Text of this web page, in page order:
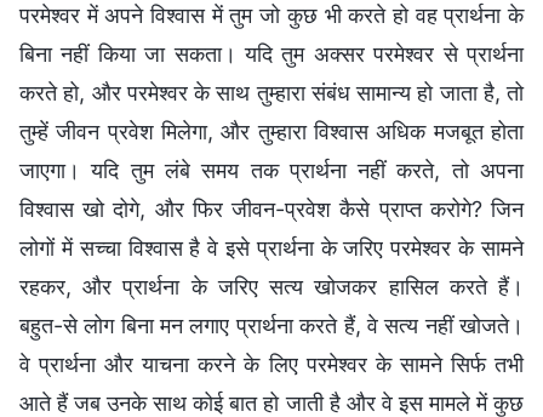
परमेश्वर में अपने विश्वास में तुम जो कुछ भी करते हो वह प्रार्थना के
बिना नहीं किया जा सकता। यदि तुम अक्सर परमेश्वर से प्रार्थना
करते हो, और परमेश्वर के साथ तुम्हारा संबंध सामान्य हो जाता है, तो
तुम्हें जीवन प्रवेश मिलेगा, और तुम्हारा विश्वास अधिक मजबूत होता
जाएगा। यदि तुम लंबे समय तक प्रार्थना नहीं करते, तो अपना
विश्वास खो दोगे, और फिर जीवन-प्रवेश कैसे प्राप्त करोगे? जिन
लोगों में सच्चा विश्वास है वे इसे प्रार्थना के जरिए परमेश्वर के सामने
रहकर, और प्रार्थना के जरिए सत्य खोजकर हासिल करते हैं।
बहुत-से लोग बिना मन लगाए प्रार्थना करते हैं, वे सत्य नहीं खोजते।
वे प्रार्थना और याचना करने के लिए परमेश्वर के सामने सिर्फ तभी
आते हैं जब उनके साथ कोई बात हो जाती है और वे इस मामले में कुछ